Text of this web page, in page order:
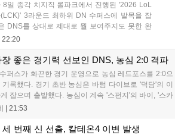
8일 종각 치지직 롤파크에서 진행된 '2026 LoL
3라운드 최하위 DN 수퍼스에 발목을 잡
DNS를 상대로 제대로 뭘 보여주지도 못한 완
다. 이하 농심 레드포스 최인규 감독과 '리헨즈'
...
22:20
장 좋은 경기력 선보인 DNS, 농심 2:0 격파
퍼스가 화끈한 경기 운영으로 농심 레드포스를 2:0으
록했다. 경기 초반 농심은 바텀 다이브로 '덕담'의 이
잡으며 출발했다. 농심이 계속 '스펀지'의 바이, '스카
활약하며 초반부터 잡은 주도권을 계속 잘 굴렸다.
21:53
세 번째 신 선출, 칼테온4 이변 발생